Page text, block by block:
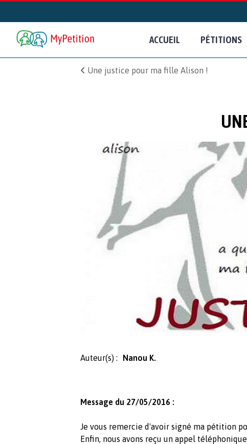
ACCUEIL PÉTITIONS
Une justice pour ma fille Alison !
Auteur(s) : Nanou K.
Message du 27/05/2016 :
Je vous remercie d'avoir signé ma pétition
Enfin, nous avons reçu un appel téléphonique